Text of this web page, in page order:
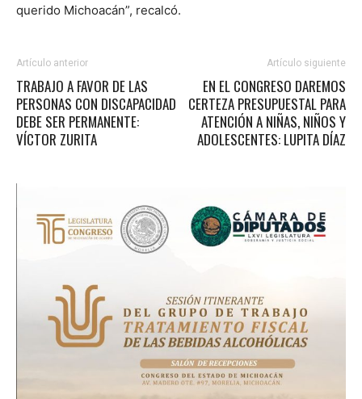
querido Michoacán”, recalcó.
Artículo anterior
TRABAJO A FAVOR DE LAS
PERSONAS CON DISCAPACIDAD
DEBE SER PERMANENTE:
VÍCTOR ZURITA
Artículo siguiente
EN EL CONGRESO DAREMOS
CERTEZA PRESUPUESTAL PARA
ATENCIÓN A NIÑAS, NIÑOS Y
ADOLESCENTES: LUPITA DÍAZ